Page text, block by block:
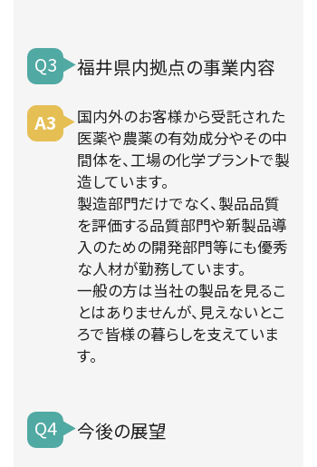
Q3 福井県内拠点の事業内容
A3
国内外のお客様から受託された
医薬や農薬の有効成分やその中
間体を、工場の化学プラントで製
造しています。
製造部門だけでなく、製品品質
を評価する品質部門や新製品導
入のための開発部門等にも優秀
な人材が勤務しています。
一般の方は当社の製品を見るこ
とはありませんが、見えないとこ
ろで皆様の暮らしを支えていま
す。
Q4 今後の展望